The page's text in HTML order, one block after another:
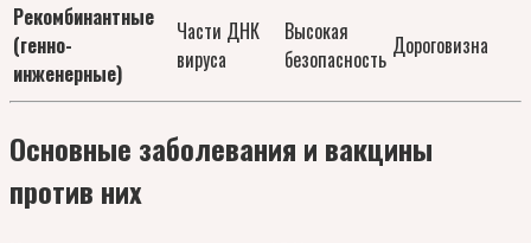
Рекомбинантные
(генно-
инженерные)
Части ДНК
вируса
Высокая
безопасность Дороговизна
Основные заболевания и вакцины
против них